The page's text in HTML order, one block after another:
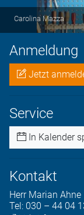
Carolina Mazza
Anmeldung
Jetzt
Service
In Kalender
Kontakt
Herr Marian Ahne
Tel: 030 – 44 04